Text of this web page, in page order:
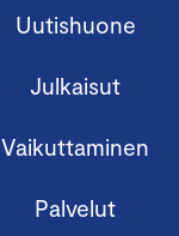
Uutishuone
Julkaisut
Vaikuttaminen
Palvelut